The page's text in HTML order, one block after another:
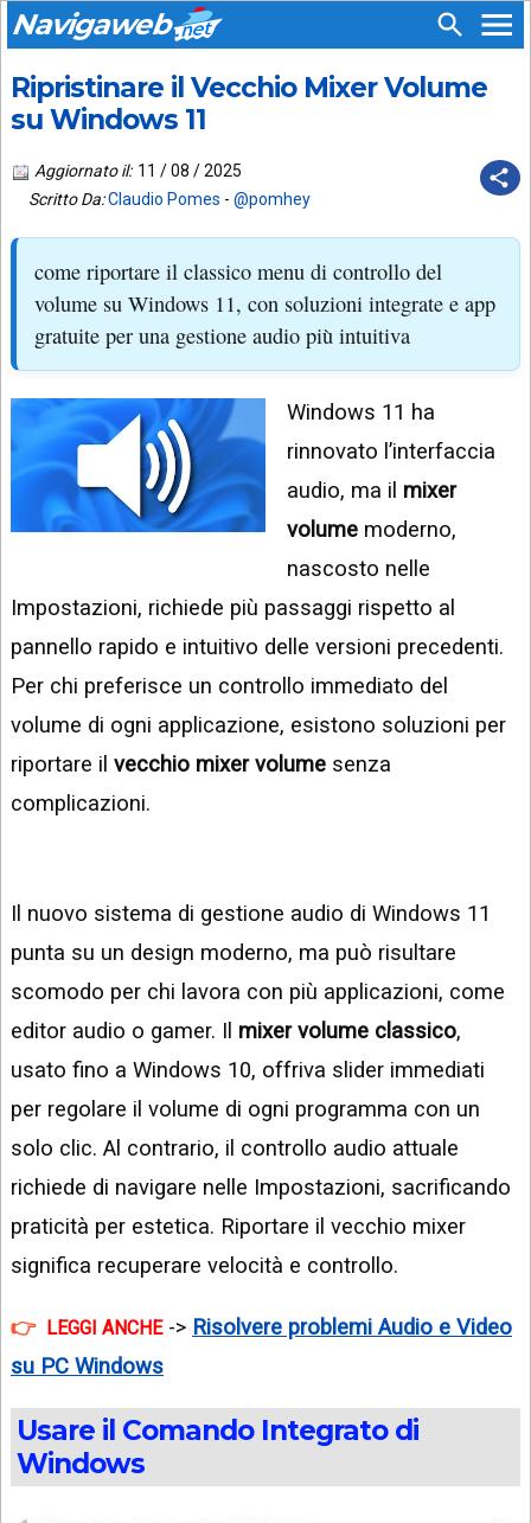
Navigaweb
HOME
SIAMO
SUPPORTO
CONTATTA
PIÙ
LETTI
ULTIMI
POST
ARCHIVIO
VIDEO
ARGOMENTI:
IPHONE
ANDROID
AI
WINDOWS
STRUMENTI
SEGUICI
SU:
APP
ANDROID
EMAIL
TELEGRAM
TIKTOK
YOUTUBE
INSTAGRAM
NEWS
LINKEDIN
Ripristinare il Vecchio Mixer Volume
su Windows 11
Aggiornato il: 11 / 08 / 2025
Scritto Da:Claudio Pomes - @pomhey
come riportare il classico menu di controllo del
volume su Windows 11, con soluzioni integrate e app
gratuite per una gestione audio più intuitiva
Windows 11 ha
rinnovato l’interfaccia
audio, ma il mixer
volume moderno,
nascosto nelle
Impostazioni, richiede più passaggi rispetto al
pannello rapido e intuitivo delle versioni precedenti.
Per chi preferisce un controllo immediato del
volume di ogni applicazione, esistono soluzioni per
riportare il vecchio mixer volume senza
complicazioni.
Il nuovo sistema di gestione audio di Windows 11
punta su un design moderno, ma può risultare
scomodo per chi lavora con più applicazioni, come
editor audio o gamer. Il mixer volume classico,
usato fino a Windows 10, offriva slider immediati
per regolare il volume di ogni programma con un
solo clic. Al contrario, il controllo audio attuale
richiede di navigare nelle Impostazioni, sacrificando
praticità per estetica. Riportare il vecchio mixer
significa recuperare velocità e controllo.
LEGGI ANCHE-> Risolvere problemi Audio e Video
su PC Windows
Usare il Comando Integrato di
Windows